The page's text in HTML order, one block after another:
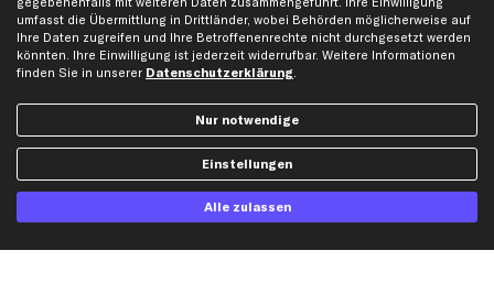
Social Media
Jetzt APP Downloaden
kfzteile24 Newsletter
umfasst die Übermittlung in Drittländer, wobei Behörden möglicherweise auf
Ihre Daten zugreifen und Ihre Betroffenenrechte nicht durchgesetzt werden
könnten. Ihre Einwilligung ist jederzeit widerrufbar. Weitere Informationen
finden Sie in unserer Datenschutzerklärung.
Nur notwendige
Einstellungen
Alle zulassen